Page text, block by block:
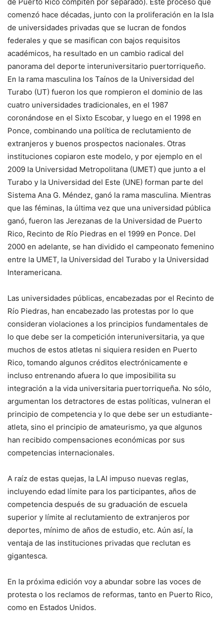
comenzó hace décadas, junto con la proliferación en la Isla
de universidades privadas que se lucran de fondos
federales y que se masifican con bajos requisitos
académicos, ha resultado en un cambio radical del
panorama del deporte interuniversitario puertorriqueño.
En la rama masculina los Taínos de la Universidad del
Turabo (UT) fueron los que rompieron el dominio de las
cuatro universidades tradicionales, en el 1987
coronándose en el Sixto Escobar, y luego en el 1998 en
Ponce, combinando una política de reclutamiento de
extranjeros y buenos prospectos nacionales. Otras
instituciones copiaron este modelo, y por ejemplo en el
2009 la Universidad Metropolitana (UMET) que junto a el
Turabo y la Universidad del Este (UNE) forman parte del
Sistema Ana G. Méndez, ganó la rama masculina. Mientras
que las féminas, la última vez que una universidad pública
ganó, fueron las Jerezanas de la Universidad de Puerto
Rico, Recinto de Río Piedras en el 1999 en Ponce. Del
2000 en adelante, se han dividido el campeonato femenino
entre la UMET, la Universidad del Turabo y la Universidad
Interamericana.
Las universidades públicas, encabezadas por el Recinto de
Río Piedras, han encabezado las protestas por lo que
consideran violaciones a los principios fundamentales de
lo que debe ser la competición interuniversitaria, ya que
muchos de estos atletas ni siquiera residen en Puerto
Rico, tomando algunos créditos electrónicamente e
incluso entrenando afuera lo que imposibilita su
integración a la vida universitaria puertorriqueña. No sólo,
argumentan los detractores de estas políticas, vulneran el
principio de competencia y lo que debe ser un estudiante-
atleta, sino el principio de amateurismo, ya que algunos
han recibido compensaciones económicas por sus
competencias internacionales.
A raíz de estas quejas, la LAI impuso nuevas reglas,
incluyendo edad límite para los participantes, años de
competencia después de su graduación de escuela
superior y límite al reclutamiento de extranjeros por
deportes, mínimo de años de estudio, etc. Aún así, la
ventaja de las instituciones privadas que reclutan es
gigantesca.
En la próxima edición voy a abundar sobre las voces de
protesta o los reclamos de reformas, tanto en Puerto Rico,
como en Estados Unidos.